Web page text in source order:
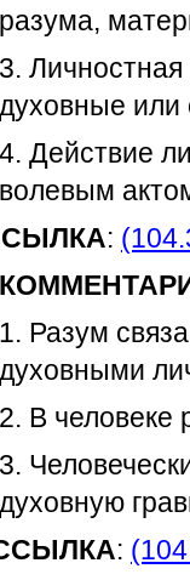
разума,
3.
духовные
4. Действие
волевым
:
1. Разум
духовными
2. В человеке
3.
духовную
: